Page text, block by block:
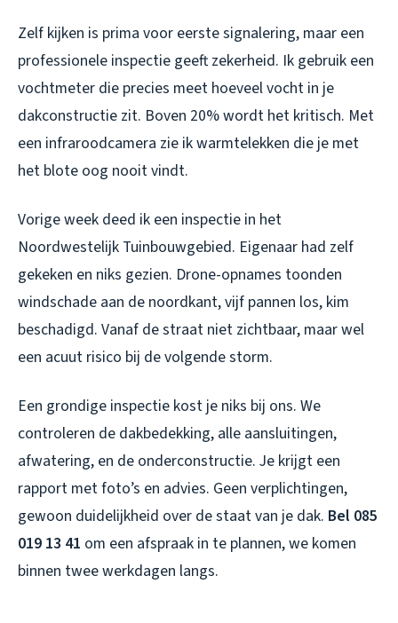
Zelf kijken is prima voor eerste signalering, maar een
professionele inspectie geeft zekerheid. Ik gebruik een
vochtmeter die precies meet hoeveel vocht in je
dakconstructie zit. Boven 20% wordt het kritisch. Met
een infraroodcamera zie ik warmtelekken die je met
het blote oog nooit vindt.
Vorige week deed ik een inspectie in het
Noordwestelijk Tuinbouwgebied. Eigenaar had zelf
gekeken en niks gezien. Drone-opnames toonden
windschade aan de noordkant, vijf pannen los, kim
beschadigd. Vanaf de straat niet zichtbaar, maar wel
een acuut risico bij de volgende storm.
Een grondige inspectie kost je niks bij ons. We
controleren de dakbedekking, alle aansluitingen,
afwatering, en de onderconstructie. Je krijgt een
rapport met foto’s en advies. Geen verplichtingen,
gewoon duidelijkheid over de staat van je dak. Bel 085
019 13 41 om een afspraak in te plannen, we komen
binnen twee werkdagen langs.